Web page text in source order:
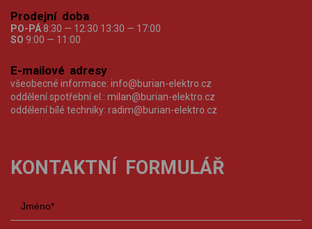
Prodejní doba
PO-PÁ 8:30 — 12:30 13:30 — 17:00
SO 9:00 — 11:00
E-mailové adresy
všeobecné informace: info@burian-elektro.cz
oddělení spotřební el.: milan@burian-elektro.cz
oddělení bílé techniky: radim@burian-elektro.cz
KONTAKTNÍ FORMULÁŘ